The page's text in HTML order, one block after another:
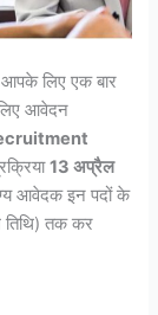
आपके लिए एक बार
आवेदन
13 अप्रैल
आवेदक इन पदों के
तक कर